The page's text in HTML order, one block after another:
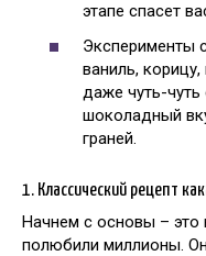
этапе спасет
Эксперименты
ваниль,
даже чуть-чуть
шоколадный
граней.
1. Классический рецепт
Начнем с основы – это
полюбили миллионы.